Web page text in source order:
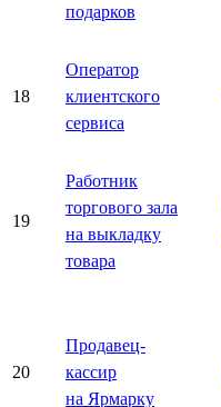
подарков
18
Оператор
клиентского
сервиса
19
Работник
торгового зала
на выкладку
товара
20
Продавец-
кассир
на Ярмарку